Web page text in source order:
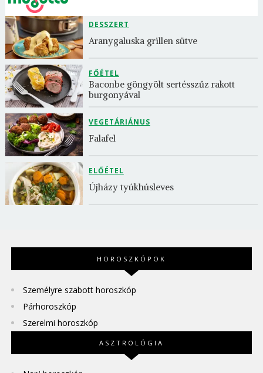
DESSZERT
Aranygaluska grillen sütve
FŐÉTEL
Baconbe göngyölt sertésszűz rakott
burgonyával
VEGETÁRIÁNUS
Falafel
ELŐÉTEL
Újházy tyúkhúsleves
HOROSZKÓPOK
Személyre szabott horoszkóp
Párhoroszkóp
Szerelmi horoszkóp
ASZTROLÓGIA